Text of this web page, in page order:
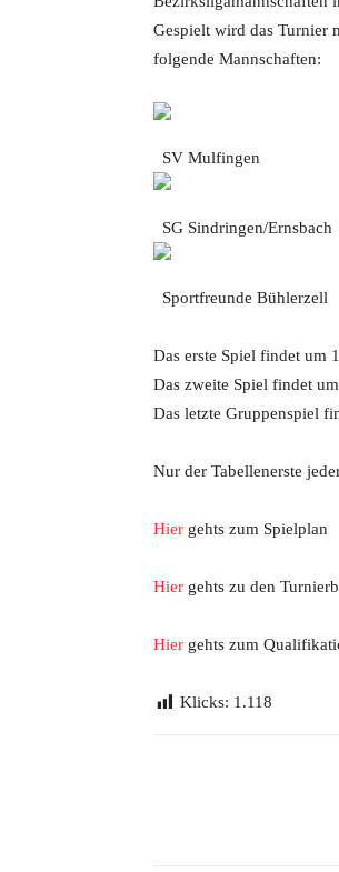
Gespielt wird das Turnier
folgende Mannschaften:
SV Mulfingen
SG Sindringen/Ernsbach
Sportfreunde Bühlerzell
Das erste Spiel findet um
Das zweite Spiel findet
Das letzte Gruppenspiel
Nur der Tabellenerste
Hier gehts zum Spielplan
Hier gehts zu den
Hier gehts zum
Klicks: 1.118